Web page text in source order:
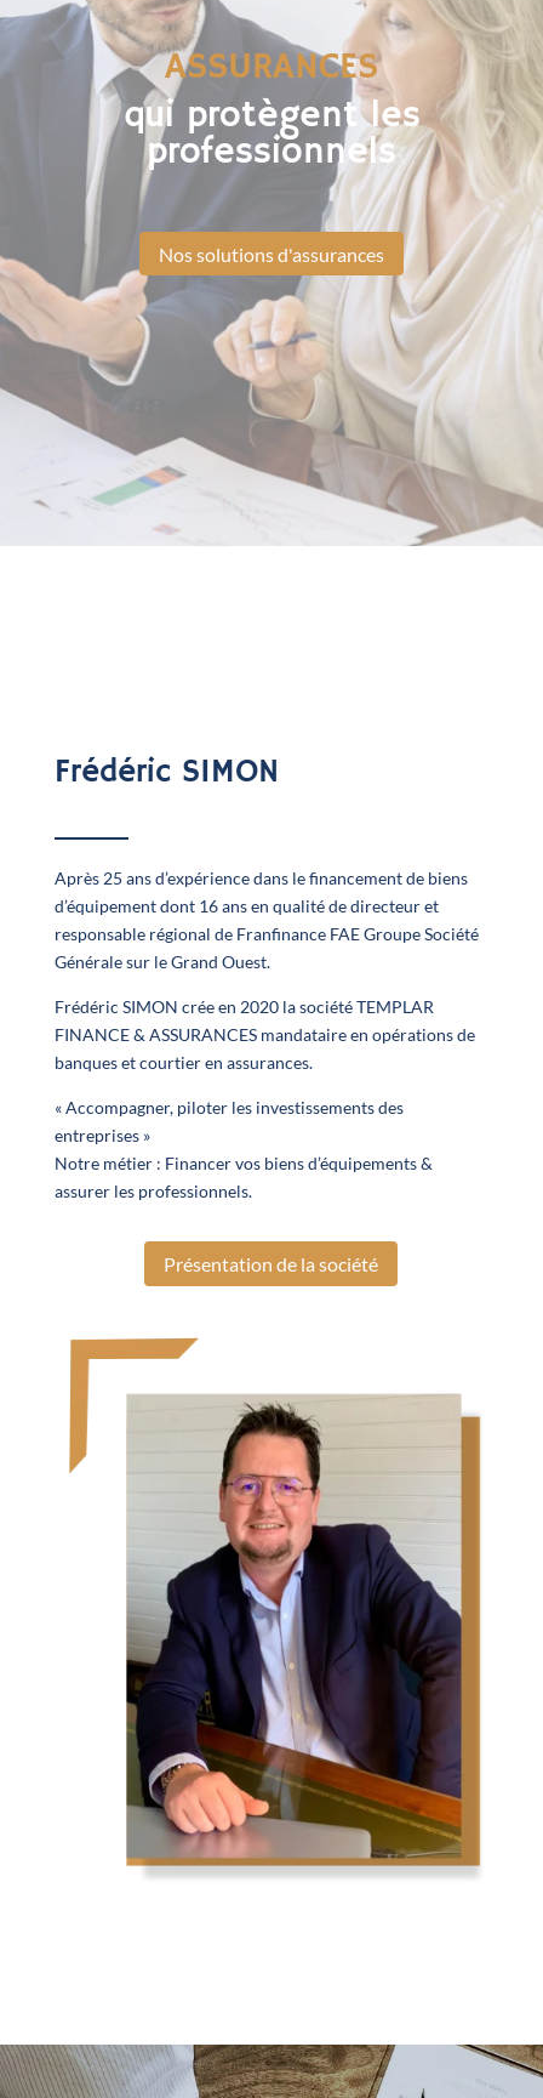
ASSURANCES
qui protègent les
professionnels
Nos solutions d'assurances
Frédéric SIMON
Après 25 ans d’expérience dans le financement de biens
d’équipement dont 16 ans en qualité de directeur et
responsable régional de Franfinance FAE Groupe Société
Générale sur le Grand Ouest.
Frédéric SIMON crée en 2020 la société TEMPLAR
FINANCE & ASSURANCES mandataire en opérations de
banques et courtier en assurances.
« Accompagner, piloter les investissements des
entreprises »
Notre métier : Financer vos biens d’équipements &
assurer les professionnels.
Présentation de la société